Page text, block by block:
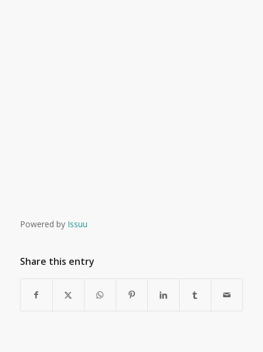
Powered by Issuu
Share this entry